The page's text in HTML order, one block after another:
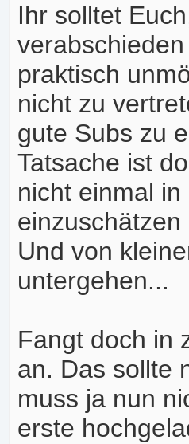
Ihr solltet
praktisch
nicht zu
gute Subs zu
Tatsache ist
nicht einmal
Und von
untergehen...
Fangt doch in
an. Das sollte
muss ja nun
erste